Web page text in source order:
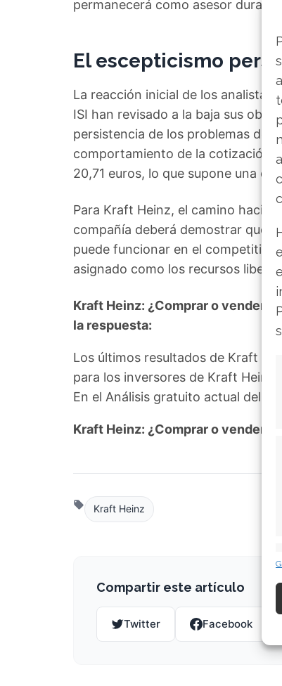
permanecerá como asesor
El escepticismo
La reacción inicial de los analistas
ISI han revisado a la baja sus
persistencia de los problemas de
comportamiento de la cotización
20,71 euros, lo que supone una
Para Kraft Heinz, el camino hacia
compañía deberá demostrar que
puede funcionar en el
asignado como los recursos
Kraft Heinz: ¿Comprar o vender?
la respuesta:
Los últimos resultados de Kraft
para los inversores de Kraft
En el Análisis gratuito actual del 7
Kraft Heinz: ¿Comprar o vender?
Kraft Heinz
Compartir este artículo
Twitter Facebook